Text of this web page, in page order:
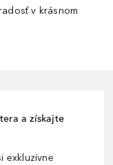
v krásnom
a získajte
exkluzívne